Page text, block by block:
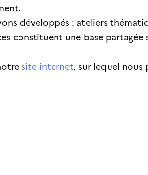
développés : ateliers
constituent une base partagée
site internet, sur lequel nous